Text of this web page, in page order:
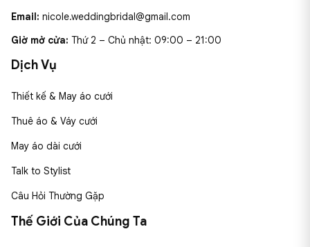
Email: nicole.weddingbridal@gmail.com
Giờ mở cửa: Thứ 2 – Chủ nhật: 09:00 – 21:00
Dịch Vụ
Thiết kế & May áo cưới
Thuê áo & Váy cưới
May áo dài cưới
Talk to Stylist
Câu Hỏi Thường Gặp
Thế Giới Của Chúng Ta